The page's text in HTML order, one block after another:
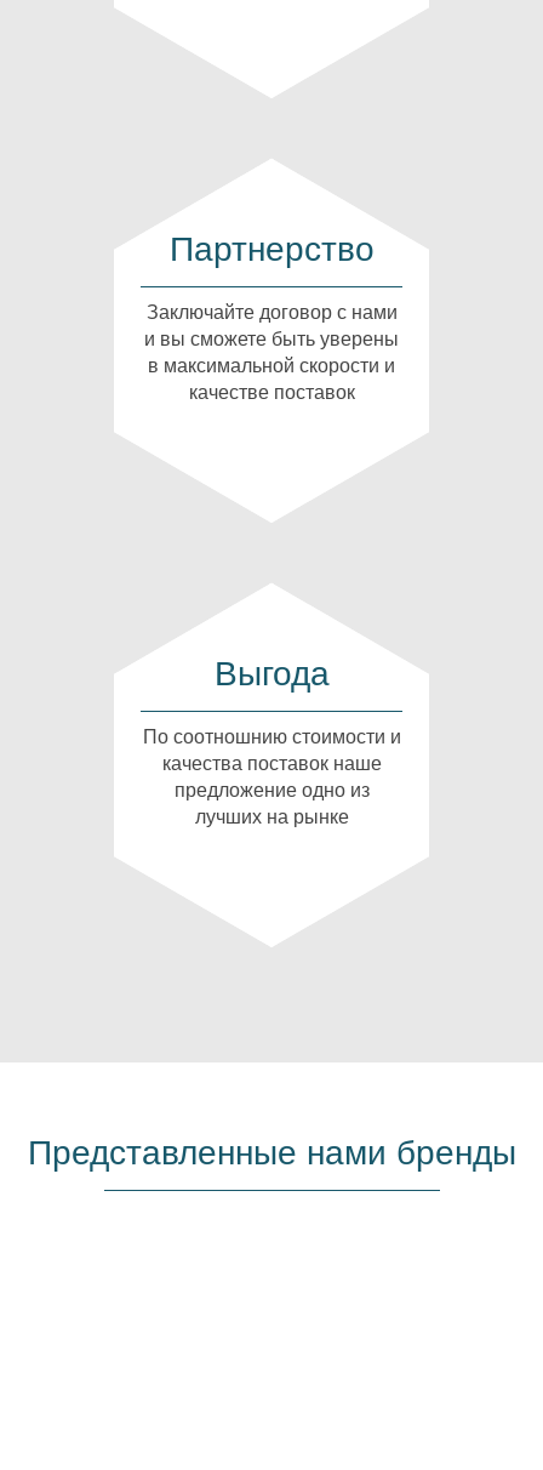
Партнерство
Заключайте договор с нами
и вы сможете быть уверены
в максимальной скорости и
качестве поставок
Выгода
По соотношнию стоимости и
качества поставок наше
предложение одно из
лучших на рынке
Представленные нами бренды